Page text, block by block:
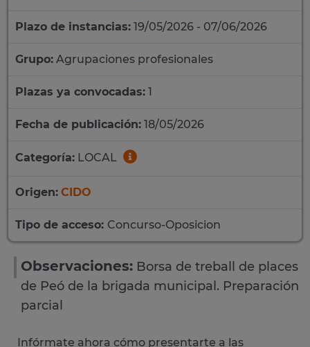
Plazo de instancias: 19/05/2026 - 07/06/2026
Grupo: Agrupaciones profesionales
Plazas ya convocadas: 1
Fecha de publicación: 18/05/2026
Categoría: LOCAL
Origen: CIDO
Tipo de acceso: Concurso-Oposicion
Observaciones: Borsa de treball de places
de Peó de la brigada municipal. Preparación
parcial
Infórmate ahora cómo presentarte a las